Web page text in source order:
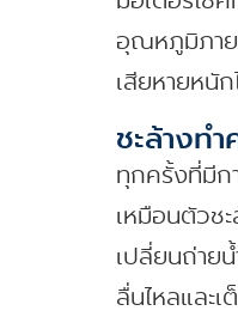
อุณหภูมิภาย
เสียหายหนัก
ชะล้างท
ทุกครั้งที่มีก
เหมือนตัวช
เปลี่ยนถ่าย
ลื่นไหลและ